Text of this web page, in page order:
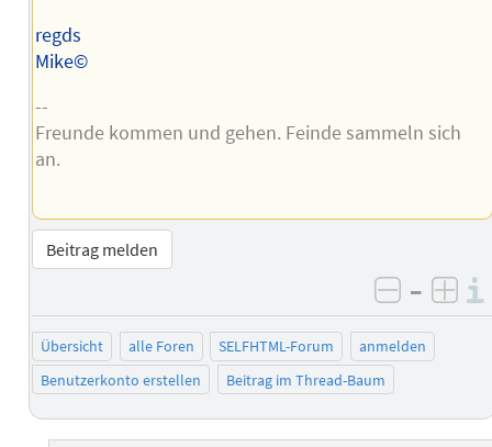
regds
Mike©
--
Freunde kommen und gehen. Feinde sammeln sich
an.
Beitrag melden
negativ
–
Übersicht alle Foren SELFHTML-Forum
anmelden
Benutzerkonto erstellen
Beitrag im Thread-Baum